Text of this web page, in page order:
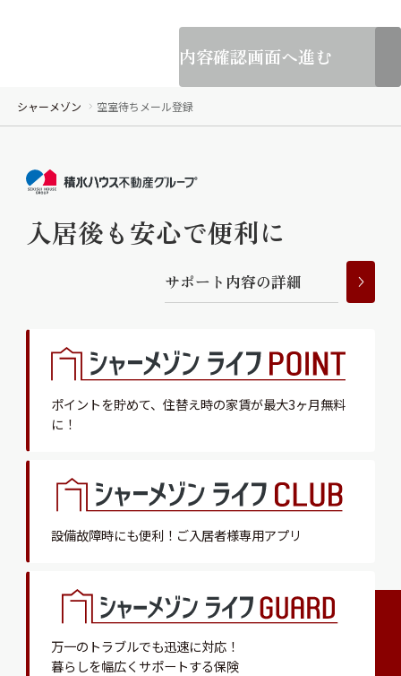
お問い合わせ・よくある質問
シャーメゾンライフ GUARD
らくらくプラチナ
内容確認画面へ進む
シャーメゾン 空室待ちメール登録
入居後も安心で便利に
サポー ト 内容の詳細
ポイントを貯めて、 住替え時の家賃が最大3ヶ月無料
に！
設備故障時にも便利！ ご入居者様専用アプリ
万一のトラブルでも迅速に対応！
暮らしを幅広くサポートする保険